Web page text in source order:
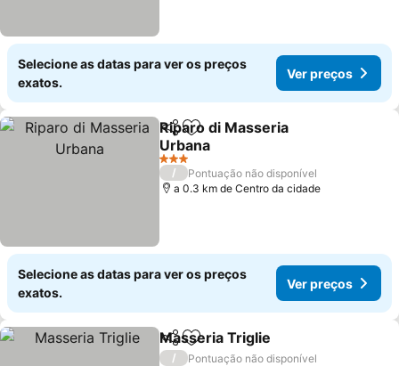
Selecione as datas para ver os preços
exatos.
Ver preços
PartilharAdicionar aos favoritos
Riparo di Masseria
Urbana
Ver preços
3 Estrelas
/
Pontuação não disponível
a 0.3 km de Centro da cidade
Selecione as datas para ver os preços
exatos.
Ver preços
PartilharAdicionar aos favoritos
Masseria Triglie
/
Pontuação não disponível